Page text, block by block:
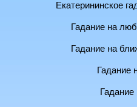
Екатерининское
Гадание на
Гадание на
Гадание
Гадание